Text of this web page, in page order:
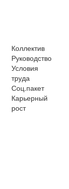
Коллектив
Руководство
Условия
труда
Соц.пакет
Карьерный
рост